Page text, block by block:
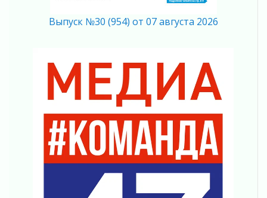
Вниманию автомобилистов!
04 августа 2026
Регион готовится к выборам
04 августа 2026
Никакого принуждения, только письменное
согласие
04 августа 2026
Без риска для здоровья и кошелька
Важная информация
Выпуск №30 (954) от 07 августа 2026